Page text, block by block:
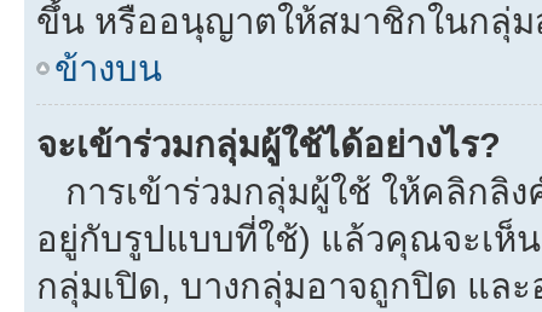
ขึ้น หรืออนุญาตให้สมาชิกในกลุ่ม
ข้างบน
จะเข้าร่วมกลุ่มผู้ใช้ได้อย่างไร?
การเข้าร่วมกลุ่มผู้ใช้ ให้คลิกลิ
อยู่กับรูปแบบที่ใช้) แล้วคุณจะเห็
กลุ่มเปิด, บางกลุ่มอาจถูกปิด แล